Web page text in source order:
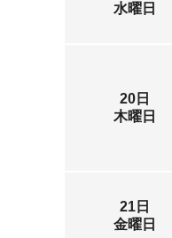
水曜日
20日
木曜日
21日
金曜日